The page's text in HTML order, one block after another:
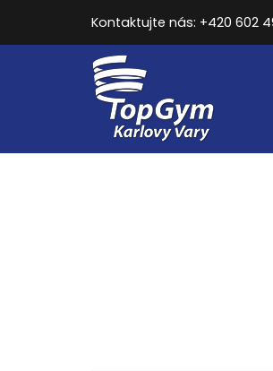
Kontaktujte nás: +420 602